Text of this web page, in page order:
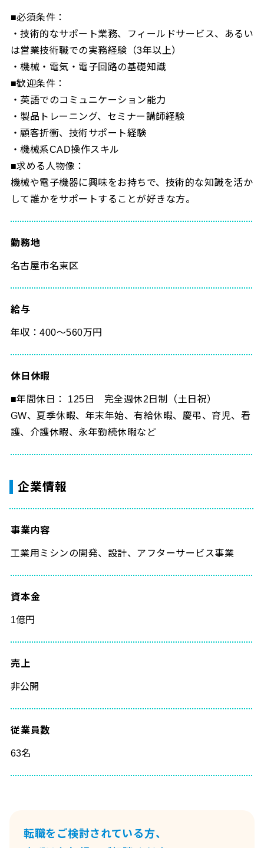
■必須条件：
・技術的なサポート業務、フィールドサービス、あるい
は営業技術職での実務経験（3年以上）
・機械・電気・電子回路の基礎知識
■歓迎条件：
・英語でのコミュニケーション能力
・製品トレーニング、セミナー講師経験
・顧客折衝、技術サポート経験
・機械系CAD操作スキル
■求める人物像：
機械や電子機器に興味をお持ちで、技術的な知識を活か
して誰かをサポートすることが好きな方。
勤務地
名古屋市名東区
給与
年収：400～560万円
休日休暇
■年間休日： 125日 完全週休2日制（土日祝）
GW、夏季休暇、年末年始、有給休暇、慶弔、育児、看
護、介護休暇、永年勤続休暇など
企業情報
事業内容
工業用ミシンの開発、設計、アフターサービス事業
資本金
1億円
売上
非公開
従業員数
63名
転職をご検討されている方、